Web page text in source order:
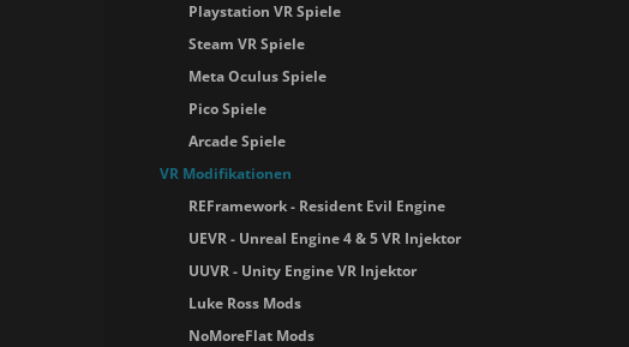
Playstation VR Spiele
Steam VR Spiele
Meta Oculus Spiele
Pico Spiele
Arcade Spiele
VR Modifikationen
REFramework - Resident Evil Engine
UEVR - Unreal Engine 4 & 5 VR Injektor
UUVR - Unity Engine VR Injektor
Luke Ross Mods
NoMoreFlat Mods